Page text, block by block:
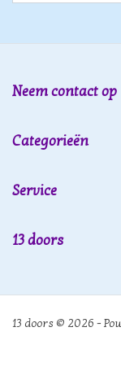
Neem contact op
Categorieën
Service
13 doors
13 doors © 2026 -